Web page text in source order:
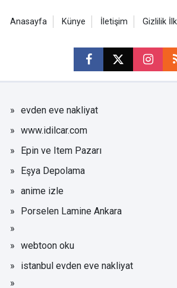
Anasayfa Künye İletişim Gizlilik
evden eve nakliyat
www.idilcar.com
Epin ve Item Pazarı
Eşya Depolama
anime izle
Porselen Lamine Ankara
webtoon oku
istanbul evden eve nakliyat